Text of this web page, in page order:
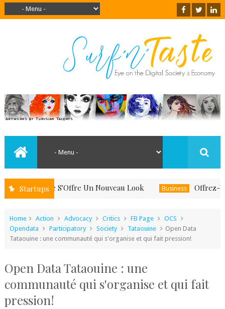
Startups
Boise S'Offre Un Nouveau Look Business Offrez-Vous Un
Home Action Advocacy Critics FB Page
OCS
Opendata
Participatory Society Tataouine
Open Data
Tataouine : une communauté qui s'organise et qui fait pression!
Open Data Tataouine : une
communauté qui s'organise et qui fait
pression!